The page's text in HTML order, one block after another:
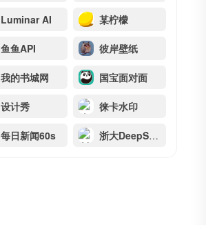
Luminar AI 某柠檬
鱼鱼API 彼岸壁纸
我的书城网 国宝面对面
设计秀 徕卡水印
每日新闻60s 浙大DeepSeek满血版